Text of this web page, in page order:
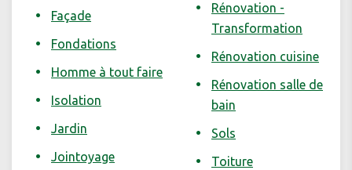
Façade
Fondations
Homme à tout faire
Isolation
Jardin
Jointoyage
Rénovation -
Transformation
Rénovation cuisine
Rénovation salle de
bain
Sols
Toiture